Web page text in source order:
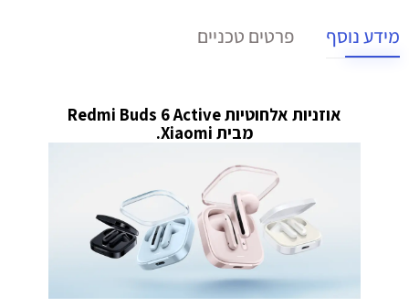
מידע נוסף פרטים טכניים
אוזניות אלחוטיות Redmi Buds 6 Active
מבית Xiaomi.